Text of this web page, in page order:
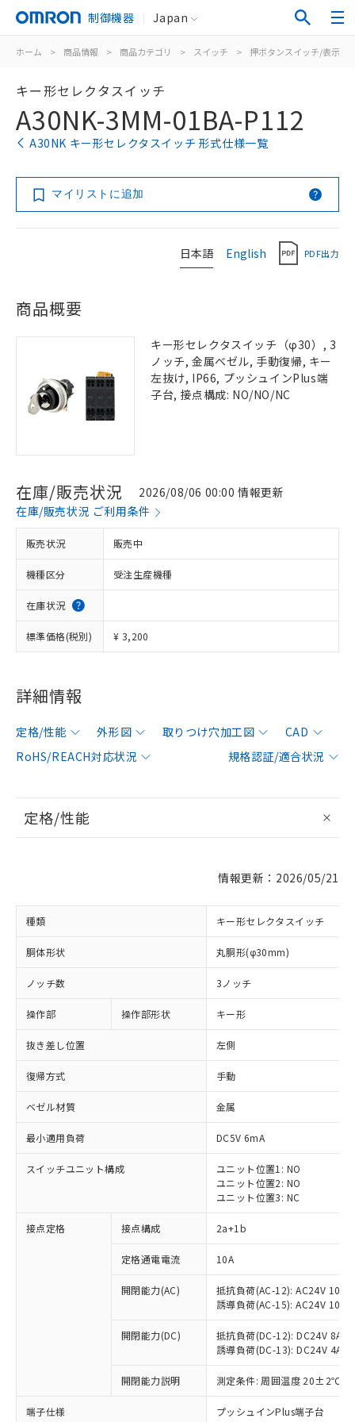
制御機器 Japan
ホーム > 商品情報 > 商品カテゴリ > スイッチ > 押ボタンスイッチ/表示灯
キー形セレクタスイッチ
A30NK-3MM-01BA-P112
A30NK キー形セレクタスイッチ 形式仕様一覧
マイリストに追加
日本語 English PDF出力
商品概要
キー形セレクタスイッチ（φ30）, 3
ノッチ, 金属ベゼル, 手動復帰, キー
左抜け, IP66, プッシュインPlus端
子台, 接点構成: NO/NO/NC
在庫/販売状況
2026/08/06 00:00 情報更新
在庫/販売状況 ご利用条件
販売状況 販売中
機種区分 受注生産機種
在庫状況
標準価格(税別) ¥ 3,200
詳細情報
定格/性能 外形図 取りつけ穴加工図
CAD
RoHS/REACH対応状況
規格認証/適合状況
定格/性能
情報更新：2026/05/21
種類 キー形セレクタスイッチ
胴体形状 丸胴形(φ30mm)
ノッチ数 3ノッチ
操作部 操作部形状 キー形
抜き差し位置 左側
復帰方式 手動
ベゼル材質 金属
最小適用負荷 DC5V 6mA
スイッチユニット構成
ユニット位置1: NO
ユニット位置2: NO
ユニット位置3: NC
接点定格 接点構成 2a+1b
定格通電電流 10A
開閉能力(AC)
抵抗負荷(AC-12): AC24V 10A/
誘導負荷(AC-15): AC24V
開閉能力(DC)
抵抗負荷(DC-12): DC24V 8A/
誘導負荷(DC-13): DC24V 4A/
開閉能力説明 測定条件: 周囲温度 20±2℃、
端子仕様 プッシュインPlus端子台
ご利用条件
対応済み：EU RoHS指令（10物質）の
非含有に対応した製品が提供可能な商品で
対応予定：EU RoHS指令（10物質）の非含
有に対応した製品に切り替える予定のある
対応予定なし：EU RoHS指令（10物質）の